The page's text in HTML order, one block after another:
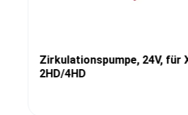
Zirkulationspumpe, 24V, für
2HD/4HD